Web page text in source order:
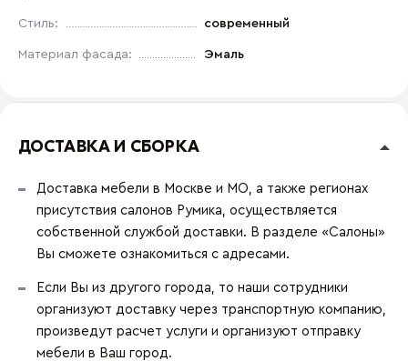
Стиль: современный
Материал фасада: Эмаль
ДОСТАВКА И СБОРКА
Доставка мебели в Москве и МО, а также регионах
присутствия салонов Румика, осуществляется
собственной службой доставки. В разделе «Салоны»
Вы сможете ознакомиться с адресами.
Если Вы из другого города, то наши сотрудники
организуют доставку через транспортную компанию,
произведут расчет услуги и организуют отправку
мебели в Ваш город.